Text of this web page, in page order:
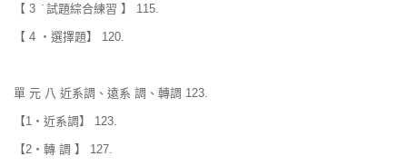
【 3 ̇ 試題綜合練習 】 115.
【 4 ‧選擇題】 120.
單 元 八 近系調、遠系 調、轉調 123.
【1‧近系調】 123.
【2‧轉 調 】 127.